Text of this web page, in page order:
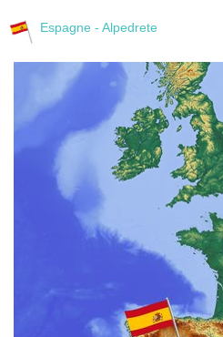
Espagne - Alpedrete